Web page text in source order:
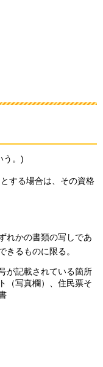
う。)
する場合は、その資格
れかの書類の写しであ
きるものに限る。
が記載されている箇所
（写真欄）、住民票そ